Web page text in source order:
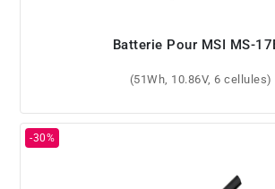
Batterie Pour MSI MS-
(51Wh, 10.86V, 6 cellules)